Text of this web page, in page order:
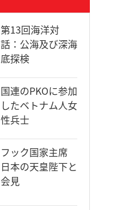
第13回海洋対
話：公海及び深海
底探検
国連のPKOに参加
したベトナム人女
性兵士
フック国家主席
日本の天皇陛下と
会見